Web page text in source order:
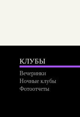
КЛУБЫ
Вечеринки
Ночные клубы
Фотоотчеты